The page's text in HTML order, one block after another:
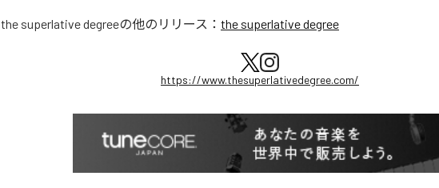
the superlative degreeの他のリリース： the superlative degree
https://www.thesuperlativedegree.com/